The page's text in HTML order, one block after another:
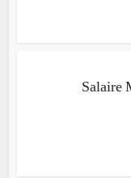
Salaire